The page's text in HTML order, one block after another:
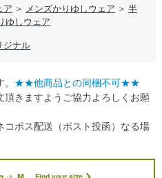
ア ＞ メンズかりゆしウェア ＞ 半
ゆしウェア
ジナル
★★他商品との同梱不可★★
きますようご協力よろしくお願
コポス配送（ポスト投函）なる場